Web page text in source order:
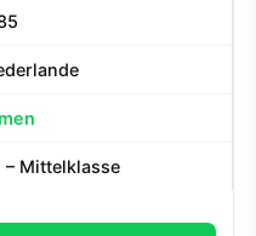
– Mittelklasse